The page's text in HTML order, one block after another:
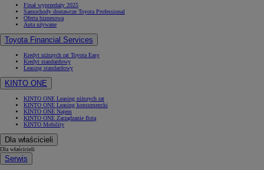
Finał wyprzedaży 2025
Samochody dostawcze Toyota Professional
Oferta biznesowa
Auta używane
Toyota Financial Services
Kredyt niższych rat Toyota Easy
Kredyt standardowy
Leasing standardowy
KINTO ONE
KINTO ONE Leasing niższych rat
KINTO ONE Leasing konsumencki
KINTO ONE Najem
KINTO ONE Zarządzanie flotą
KINTO Mobility
Dla właścicieli
Dla właścicieli
Serwis